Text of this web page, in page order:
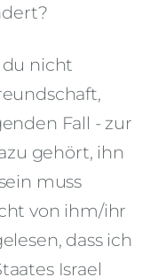
du nicht
Fall - zur
gehört, ihn
muss
von ihm/ihr
dass ich
Israel